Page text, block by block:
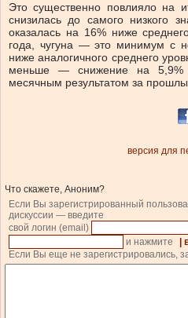
Это существенно повлияло на
снизилась до самого низкого
оказалась на 16% ниже
года, чугуна — это минимум с
ниже аналогичного среднего
меньше — снижение на 5,9%
месячным результатом за
версия для
Что скажете, Аноним?
Если Вы зарегистрированный
дискуссии — введите
свой логин (email)
и нажмите
|
Если Вы еще не зарегистрировались,